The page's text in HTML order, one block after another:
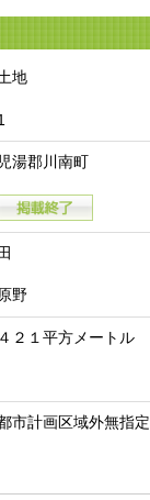
地
児湯郡川南町
田
原野
４２１平方メートル
市計画区域外無指定